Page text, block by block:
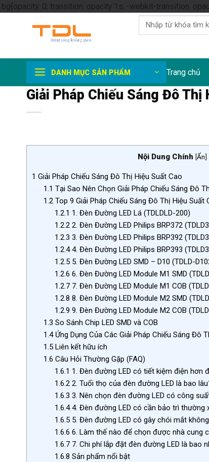
.bg{opacity: 0; transition: opacity 1s; -webkit-transition:
Tìm
kiếm:
DANH MỤC SẢN PHẨM Trang chủ
Giải Pháp Chiếu Sáng Đô Thị
Nội Dung Chính [Ẩn]
1 Giải Pháp Chiếu Sáng Đô Thị Hiệu Suất Cao
1.1 Tại Sao Nên Chọn Giải Pháp Chiếu Sáng Đô
1.2Top 9 Giải Pháp Chiếu Sáng Đô Thị Hiệu Suất
1.2.1 1. Đèn Đường LED Lá (TDLDLD-200)
1.2.2 2. Đèn Đường LED Philips BRP372
1.2.3 3. Đèn Đường LED Philips BRP392
1.2.44. Đèn Đường LED Philips BRP393
1.2.5 5. Đèn Đường LED SMD – D10 (TDLD-
1.2.6 6. Đèn Đường LED Module M1 SMD
1.2.7 7. Đèn Đường LED Module M1 COB
1.2.8 8. Đèn Đường LED Module M2 SMD
1.2.9 9. Đèn Đường LED Module M2 COB
1.3 So Sánh Chip LED SMD và COB
1.4Ứng Dụng Của Các Giải Pháp Chiếu Sáng Đô
1.5Liên kết hữu ích
1.6 Câu Hỏi Thường Gặp (FAQ)
1.6.1 1. Đèn đường LED có tiết kiệm điện hơn
1.6.2 2. Tuổi thọ của đèn đường LED là bao
1.6.3 3. Nên chọn đèn đường LED có công
1.6.44. Đèn đường LED có cần bảo trì thường
1.6.5 5. Đèn đường LED có gây chói mắt
1.6.6 6. Làm thế nào để chọn được nhà cung
1.6.7 7. Chi phí lắp đặt đèn đường LED là bao
1.6.8 Sản phẩm nổi bật